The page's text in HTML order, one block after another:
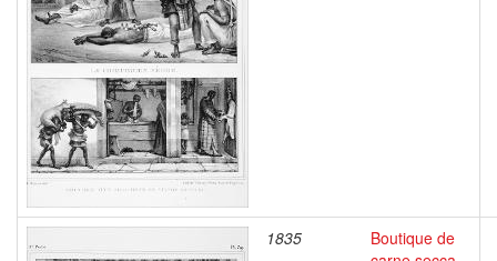
1835
Boutique de